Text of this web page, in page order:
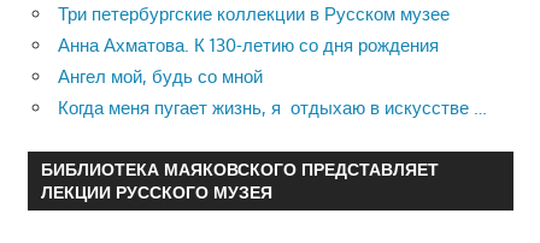
Три петербургские коллекции в Русском музее
Анна Ахматова. К 130-летию со дня рождения
Ангел мой, будь со мной
Когда меня пугает жизнь, я отдыхаю в искусстве …
БИБЛИОТЕКА МАЯКОВСКОГО ПРЕДСТАВЛЯЕТ
ЛЕКЦИИ РУССКОГО МУЗЕЯ